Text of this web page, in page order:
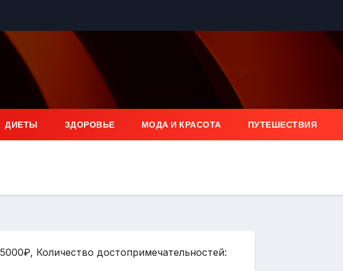
ДИЕТЫ ЗДОРОВЬЕ МОДА И КРАСОТА ПУТЕШЕСТВИЯ
Количество достопримечательностей: